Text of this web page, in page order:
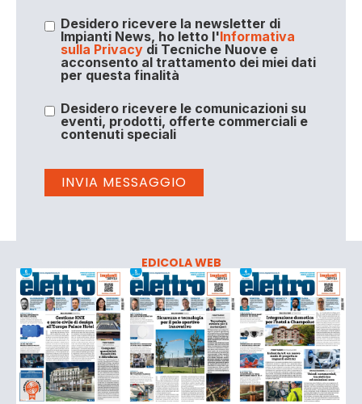
Desidero ricevere la newsletter di
Impianti News, ho letto l'Informativa
sulla Privacydi Tecniche Nuove e
acconsento al trattamento dei miei dati
per questa finalità
Desidero ricevere le comunicazioni su
eventi, prodotti, offerte commerciali e
contenuti speciali
EDICOLA WEB